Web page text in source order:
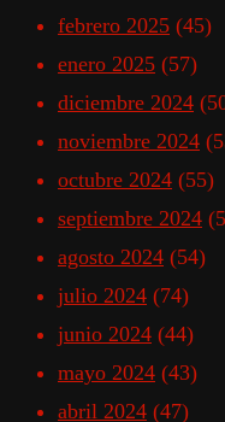
febrero 2025 (45)
enero 2025 (57)
diciembre 2024
noviembre 2024
octubre 2024 (55)
septiembre 2024
agosto 2024 (54)
julio 2024 (74)
junio 2024 (44)
mayo 2024 (43)
abril 2024 (47)